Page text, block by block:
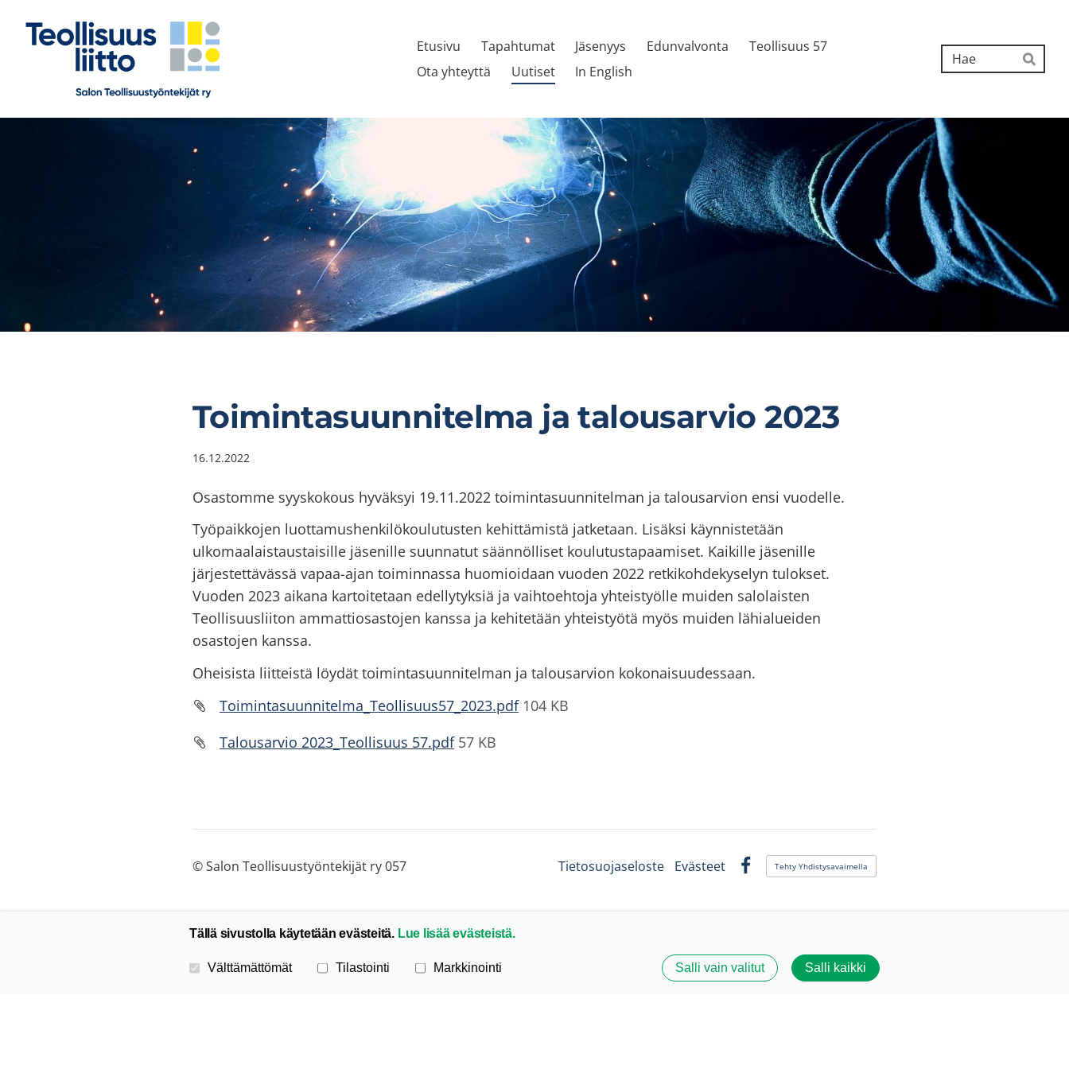
Siirry
sivun
Salon Teollisuustyöntekijät ry
Etusivu Tapahtumat Jäsenyys Edunvalvonta
Teollisuus 57
Ota yhteyttä
Uutiset In English Hae
Toimintasuunnitelma ja talousarvio 2023
16.12.2022
Osastomme syyskokous hyväksyi 19.11.2022 toimintasuunnitelman ja talousarvion ensi vuodelle.
Työpaikkojen luottamushenkilökoulutusten kehittämistä jatketaan. Lisäksi käynnistetään
ulkomaalaistaustaisille jäsenille suunnatut säännölliset koulutustapaamiset. Kaikille jäsenille
järjestettävässä vapaa-ajan toiminnassa huomioidaan vuoden 2022 retkikohdekyselyn tulokset.
Vuoden 2023 aikana kartoitetaan edellytyksiä ja vaihtoehtoja yhteistyölle muiden salolaisten
Teollisuusliiton ammattiosastojen kanssa ja kehitetään yhteistyötä myös muiden lähialueiden
osastojen kanssa.
Oheisista liitteistä löydät toimintasuunnitelman ja talousarvion kokonaisuudessaan.
Toimintasuunnitelma_Teollisuus57_2023.pdf 104 KB
Talousarvio 2023_Teollisuus 57.pdf 57 KB
©Salon Teollisuustyöntekijät ry 057 Tietosuojaseloste
Evästeet
Facebook
Tehty Yhdistysavaimella
Tällä sivustolla käytetään evästeitä. Lue lisää evästeistä.
Valitse käytettävät evästeet
Välttämättömät Tilastointi Markkinointi Salli vain valitut Salli kaikki